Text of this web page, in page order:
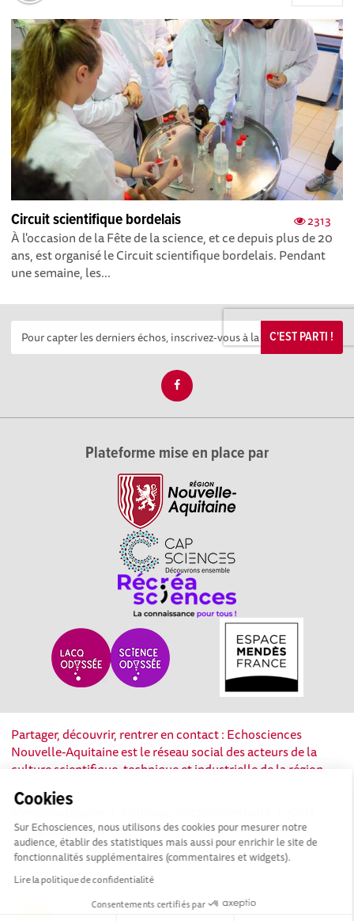
Cookies
Sur Echosciences, nous utilisons des cookies pour mesurer notre
audience, établir des statistiques mais aussi pour enrichir le site de
fonctionnalités supplémentaires (commentaires et widgets).
Lire la politique de confidentialité
Consentements certifiés par
2313
Circuit scientifique bordelais
À l'occasion de la Fête de la science, et ce depuis plus de 20
ans, est organisé le Circuit scientifique bordelais. Pendant
une semaine, les...
C'EST PARTI !
Plateforme mise en place par
Partager, découvrir, rentrer en contact : Echosciences
Nouvelle-Aquitaine est le réseau social des acteurs de la
culture scientifique, technique et industrielle de la région.
Mentions légales
|Ligne éditoriale